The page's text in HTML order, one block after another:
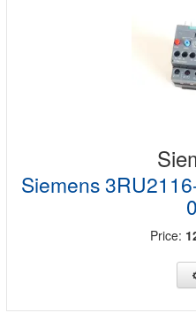
Siemens
Price: